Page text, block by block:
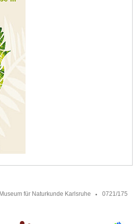
für Naturkunde Karlsruhe
0721/175